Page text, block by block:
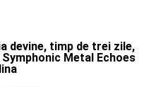
devine, timp de trei zile,
Metal Echoes